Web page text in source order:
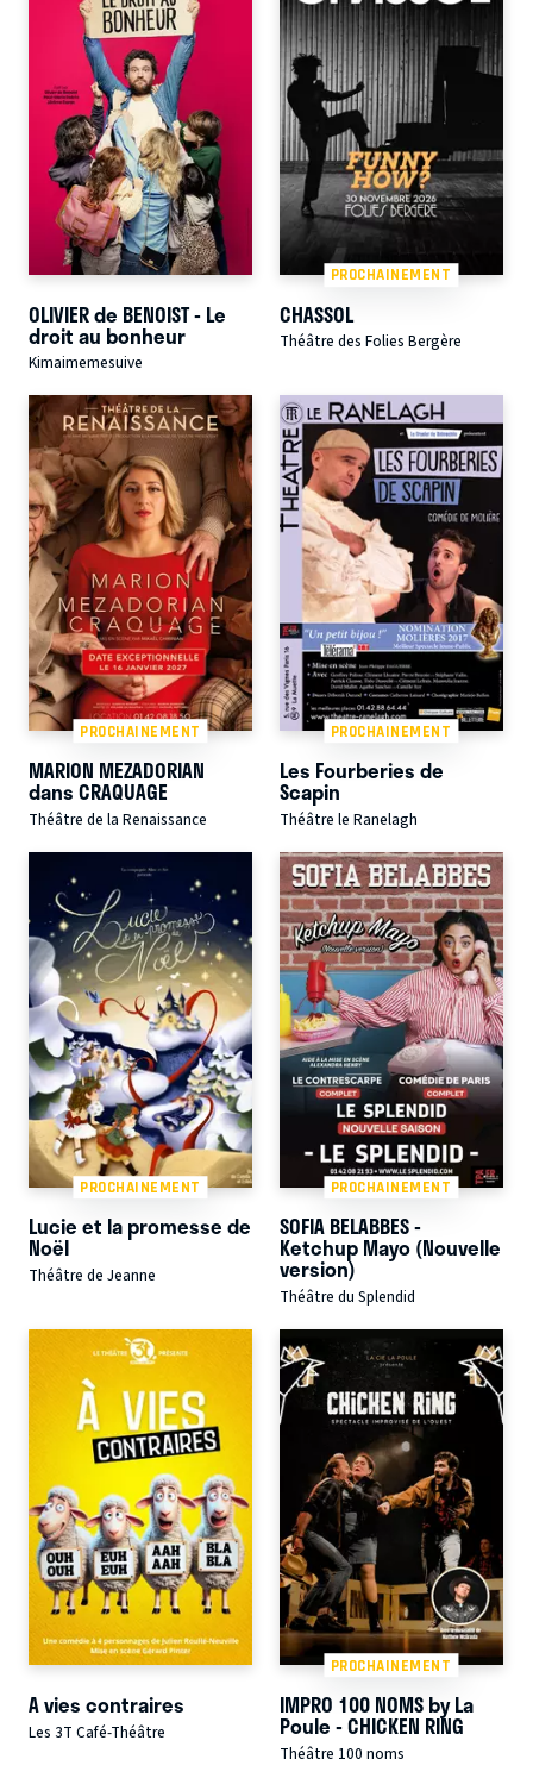
OLIVIER de BENOIST - Le
droit au bonheur
Kimaimemesuive
PROCHAINEMENT
CHASSOL
Théâtre des Folies Bergère
PROCHAINEMENT
MARION MEZADORIAN
dans CRAQUAGE
Théâtre de la Renaissance
PROCHAINEMENT
Les Fourberies de
Scapin
Théâtre le Ranelagh
PROCHAINEMENT
Lucie et la promesse de
Noël
Théâtre de Jeanne
PROCHAINEMENT
SOFIA BELABBES -
Ketchup Mayo (Nouvelle
version)
Théâtre du Splendid
A vies contraires
Les 3T Café-Théâtre
PROCHAINEMENT
IMPRO 100 NOMS by La
Poule - CHICKEN RING
Théâtre 100 noms